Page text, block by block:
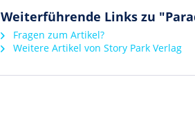
Weiterführende Links zu
Fragen zum Artikel?
Weitere Artikel von Story Park Verlag